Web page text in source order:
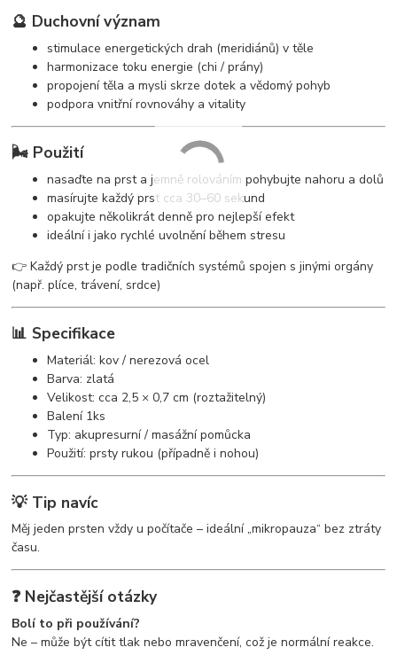
🔮 Duchovní význam
stimulace energetických drah (meridiánů) v těle
harmonizace toku energie (chi / prány)
propojení těla a mysli skrze dotek a vědomý pohyb
podpora vnitřní rovnováhy a vitality
🌬️ Použití
nasaďte na prst a jemně rolováním pohybujte nahoru a dolů
masírujte každý prst cca 30–60 sekund
opakujte několikrát denně pro nejlepší efekt
ideální i jako rychlé uvolnění během stresu
👉 Každý prst je podle tradičních systémů spojen s jinými orgány
(např. plíce, trávení, srdce)
📊 Specifikace
Materiál: kov / nerezová ocel
Barva: zlatá
Velikost: cca 2,5 × 0,7 cm (roztažitelný)
Balení 1ks
Typ: akupresurní / masážní pomůcka
Použití: prsty rukou (případně i nohou)
💡 Tip navíc
Měj jeden prsten vždy u počítače – ideální „mikropauza“ bez ztráty
času.
❓ Nejčastější otázky
Bolí to při používání?
Ne – může být cítit tlak nebo mravenčení, což je normální reakce.